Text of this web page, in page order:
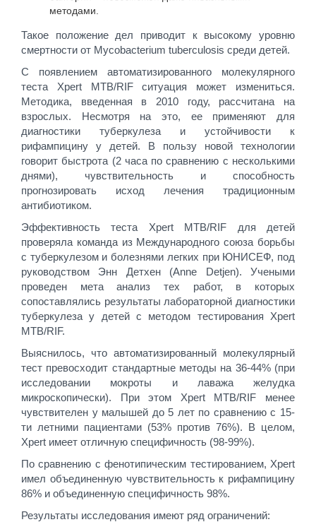
методами.
Такое положение дел приводит к высокому уровню
смертности от Mycobacterium tuberculosis среди детей.
С появлением автоматизированного молекулярного
теста Xpert MTB/RIF ситуация может измениться.
Методика, введенная в 2010 году, рассчитана на
взрослых. Несмотря на это, ее применяют для
диагностики туберкулеза и устойчивости к
рифампицину у детей. В пользу новой технологии
говорит быстрота (2 часа по сравнению с несколькими
днями), чувствительность и способность
прогнозировать исход лечения традиционным
антибиотиком.
Эффективность теста Xpert MTB/RIF для детей
проверяла команда из Международного союза борьбы
с туберкулезом и болезнями легких при ЮНИСЕФ, под
руководством Энн Детхен (Anne Detjen). Учеными
проведен мета анализ тех работ, в которых
сопоставлялись результаты лабораторной диагностики
туберкулеза у детей с методом тестирования Xpert
MTB/RIF.
Выяснилось, что автоматизированный молекулярный
тест превосходит стандартные методы на 36-44% (при
исследовании мокроты и лаважа желудка
микроскопически). При этом Xpert MTB/RIF менее
чувствителен у малышей до 5 лет по сравнению с 15-
ти летними пациентами (53% против 76%). В целом,
Xpert имеет отличную специфичность (98-99%).
По сравнению с фенотипическим тестированием, Xpert
имел объединенную чувствительность к рифампицину
86% и объединенную специфичность 98%.
Результаты исследования имеют ряд ограничений: